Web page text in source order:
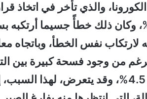
والذي تأخر في اتخاذ
9%، وكان ذلك خطأً جسيما
لارتكاب نفس الخطأ،
حوالي 4.5%، وقد يتعرض، لهذا